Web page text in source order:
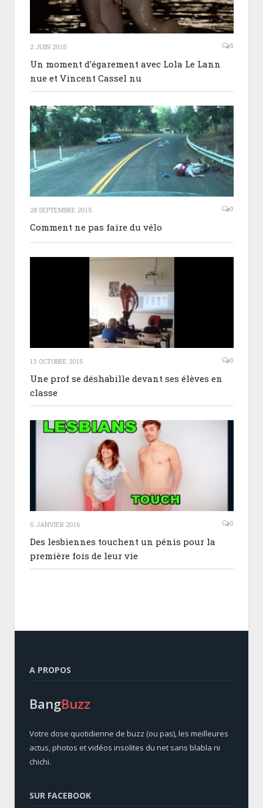
2 JUIN 2015 5
Un moment d’égarement avec Lola Le Lann
nue et Vincent Cassel nu
28 SEPTEMBRE 2015 0
Comment ne pas faire du vélo
13 OCTOBRE 2015 0
Une prof se déshabille devant ses élèves en
classe
5 JANVIER 2016 0
Des lesbiennes touchent un pénis pour la
première fois de leur vie
A PROPOS
BangBuzz
Votre dose quotidienne de buzz (ou pas), les meilleures
actus, photos et vidéos insolites du net sans blabla ni
chichi.
SUR FACEBOOK